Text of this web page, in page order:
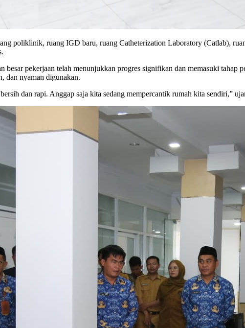
poliklinik, ruang IGD baru, ruang Catheterization Laboratory (Catlab),
besar pekerjaan telah menunjukkan progres signifikan dan memasuki
dan nyaman digunakan.
dan rapi. Anggap saja kita sedang mempercantik rumah kita sendiri,”